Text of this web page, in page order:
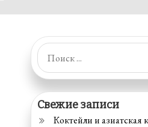
Поиск:
Свежие записи
Коктейли и азиатская